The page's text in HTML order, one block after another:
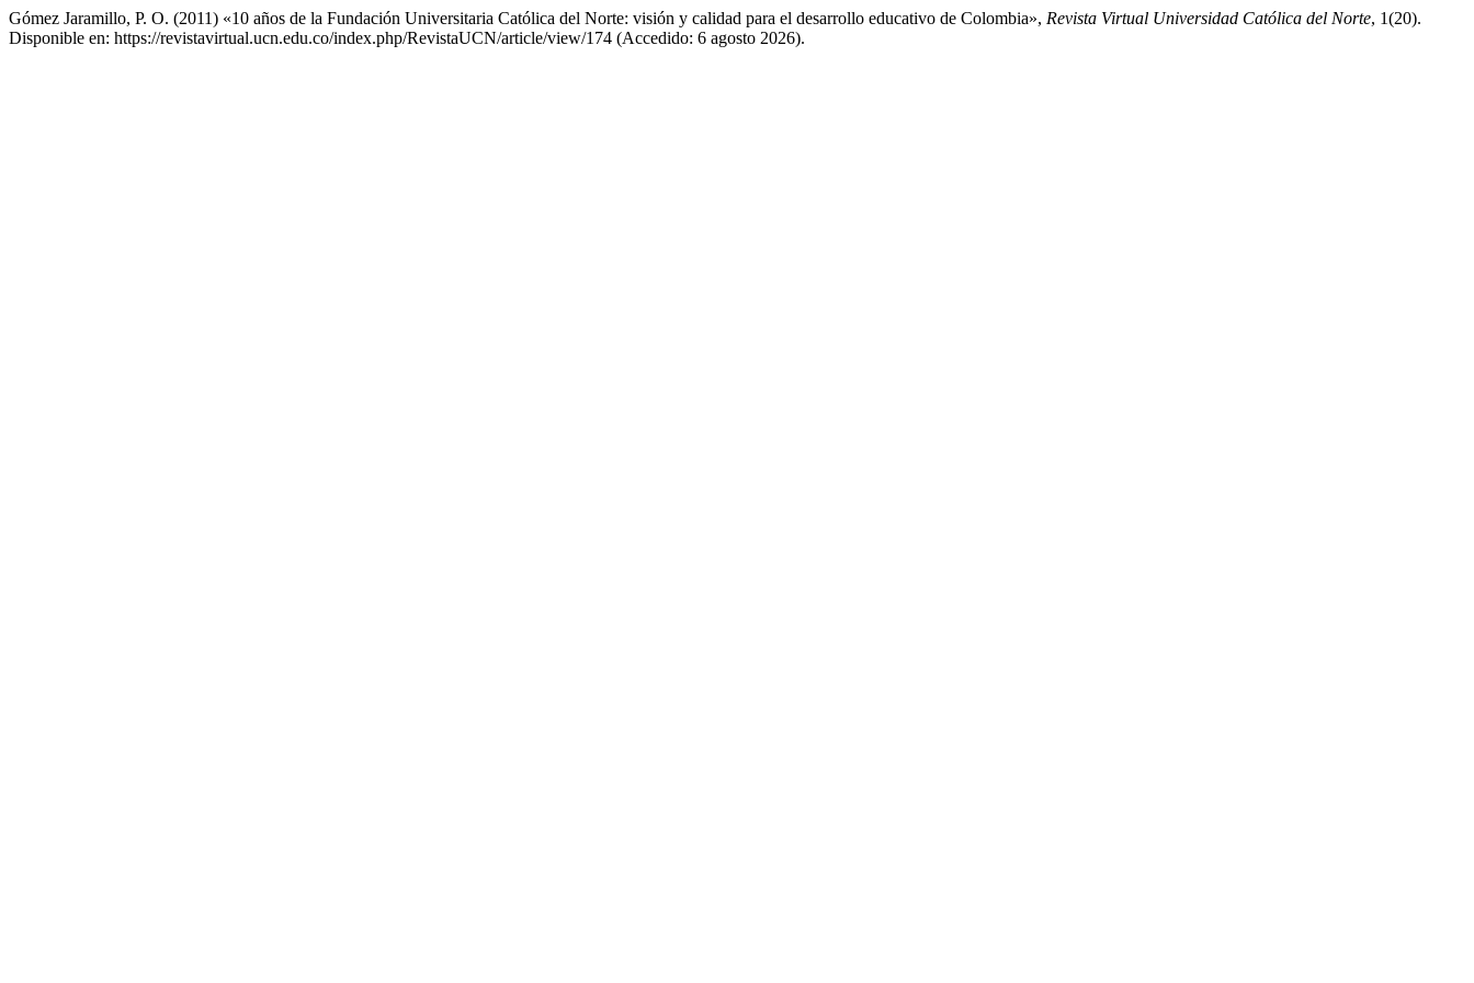
Gómez Jaramillo, P. O. (2011) «10 años de la Fundación Universitaria Católica del Norte: visión y calidad para el desarrollo educativo de Colombia», Revista Virtual Universidad Católica del Norte, 1(20).
Disponible en: https://revistavirtual.ucn.edu.co/index.php/RevistaUCN/article/view/174 (Accedido: 6 agosto 2026).